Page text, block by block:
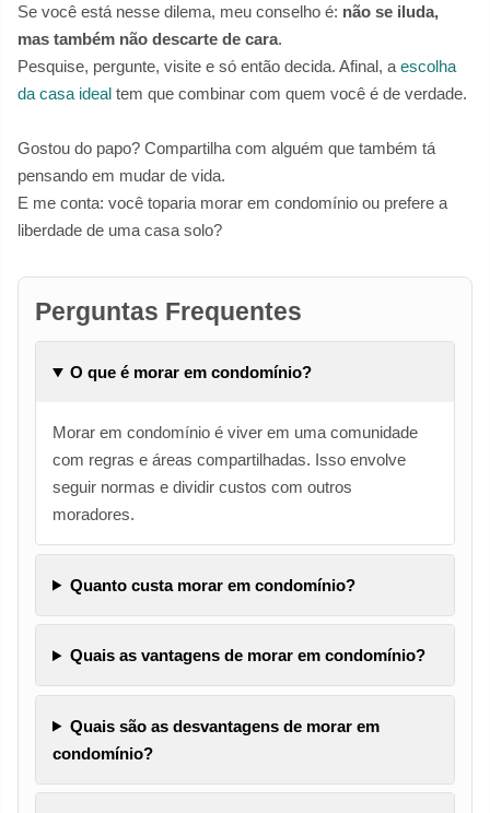
Se você está nesse dilema, meu conselho é: não se iluda,
mas também não descarte de cara.
Pesquise, pergunte, visite e só então decida. Afinal, a escolha
da casa ideal tem que combinar com quem você é de verdade.
Gostou do papo? Compartilha com alguém que também tá
pensando em mudar de vida.
E me conta: você toparia morar em condomínio ou prefere a
liberdade de uma casa solo?
Perguntas Frequentes
O que é morar em condomínio?
Morar em condomínio é viver em uma comunidade
com regras e áreas compartilhadas. Isso envolve
seguir normas e dividir custos com outros
moradores.
Quanto custa morar em condomínio?
Quais as vantagens de morar em condomínio?
Quais são as desvantagens de morar em
condomínio?